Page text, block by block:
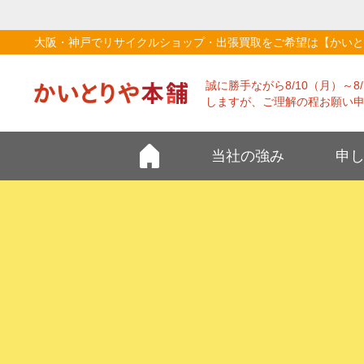
大阪・神戸でリサイクルショップ・出張買取をご希望は【かい
誠に勝手ながら8/10（月）～
しますが、ご理解の程お願い
当社の強み 申